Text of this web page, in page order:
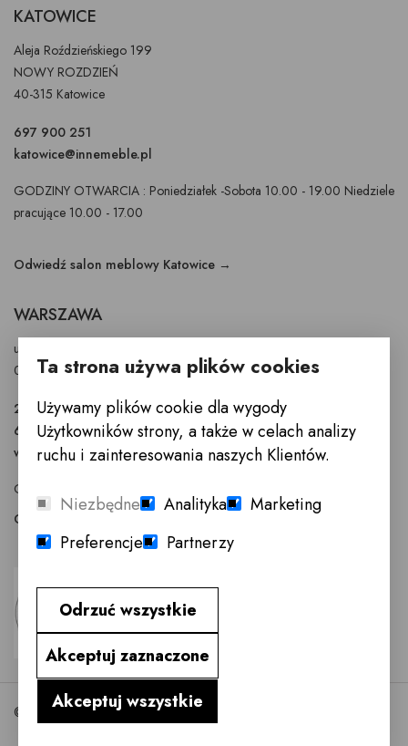
KATOWICE
Aleja Roździeńskiego 199
NOWY ROZDZIEŃ
40-315 Katowice
697 900 251
katowice@innemeble.pl
GODZINY OTWARCIA : Poniedziałek -Sobota 10.00 - 19.00 Niedziele
pracujące 10.00 - 17.00
Odwiedź salon meblowy Katowice →
WARSZAWA
ul. Puławska 326 - budynek Enel-Med
02-819 Warszawa
22 855 40 97
601 777 299
warszawa@innemeble.pl
GODZINY OTWARCIA : Poniedziałek -Sobota 10.00 - 18.00
Odwiedź salon meblowy Warszawa →
©2026 InneMeble.pl
Ta strona używa plików cookies
Używamy plików cookie dla wygody
Użytkowników strony, a także w celach analizy
ruchu i zainteresowania naszych Klientów.
Niezbędne Analityka
Marketing
Preferencje
Partnerzy
Odrzuć wszystkie
Akceptuj zaznaczone
Akceptuj wszystkie